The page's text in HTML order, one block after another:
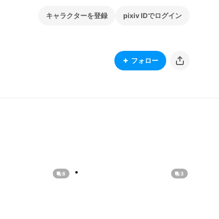
キャラクターを登録 pixiv IDでログイン
フォロー
8 3